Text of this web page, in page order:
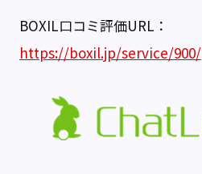
BOXIL口コミ評価URL：
https://boxil.jp/service/900/